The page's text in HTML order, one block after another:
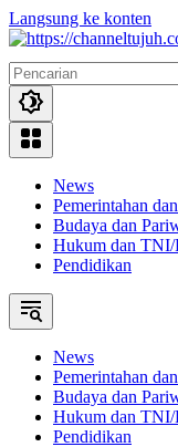
Langsung ke konten
News
Pemerintahan
Budaya dan
Hukum dan TNI/
Pendidikan
News
Pemerintahan
Budaya dan
Hukum dan TNI/
Pendidikan